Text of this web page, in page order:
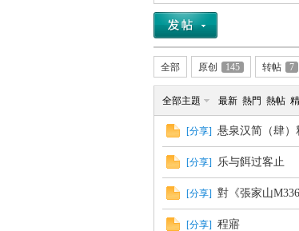
简 » › ›
全部 原创 145 转帖 7
全部主題 最新 熱門 熱帖
[分享] 悬泉汉简（肆）
[分享] 乐与餌过客止
[分享] 對《張家山
[分享] 程寤